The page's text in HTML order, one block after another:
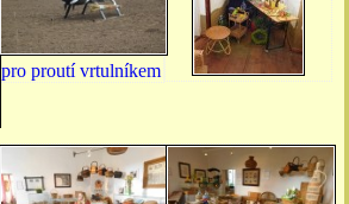
pro proutí vrtulníkem